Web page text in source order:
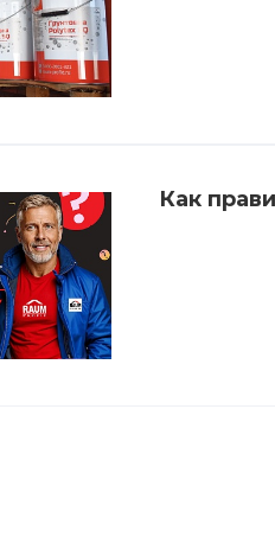
Как